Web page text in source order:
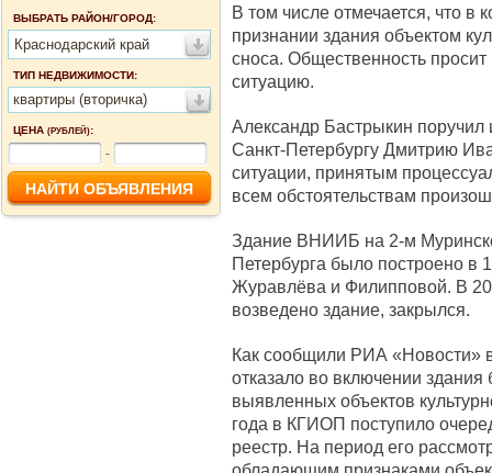
ВЫБРАТЬ РАЙОН/ГОРОД:
Краснодарский край
ТИП НЕДВИЖИМОСТИ:
квартиры (вторичка)
ЦЕНА (РУБЛЕЙ):
-
В том числе отмечается, что в
признании здания объектом
сноса. Общественность
ситуацию.
Александр Бастрыкин
Санкт-Петербургу Дмитрию
ситуации, принятым
всем обстоятельствам
Здание ВНИИБ на 2-м
Петербурга было построено в
Журавлёва и Филипповой. В
возведено здание, закрылся.
Как сообщили РИА «Новости»
отказало во включении
выявленных объектов
года в КГИОП поступило
реестр. На период его